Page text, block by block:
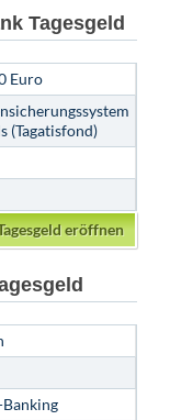
Tagesgeld
Euro
(Tagatisfond)
eröffnen